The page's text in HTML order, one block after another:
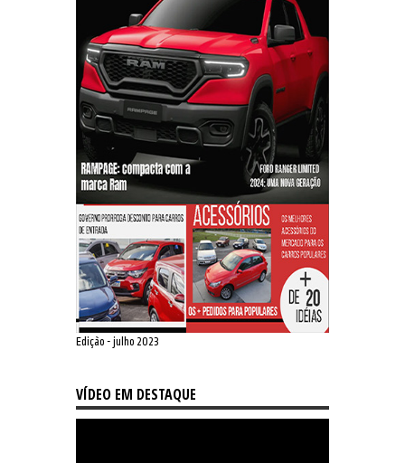
Edição - julho 2023
VÍDEO EM DESTAQUE